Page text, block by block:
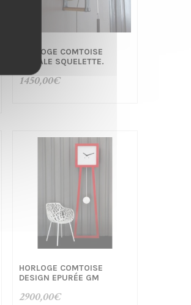
HORLOGE COMTOISE
MURALE SQUELETTE.
1450,00€
HORLOGE COMTOISE
DESIGN EPURÉE GM
2900,00€